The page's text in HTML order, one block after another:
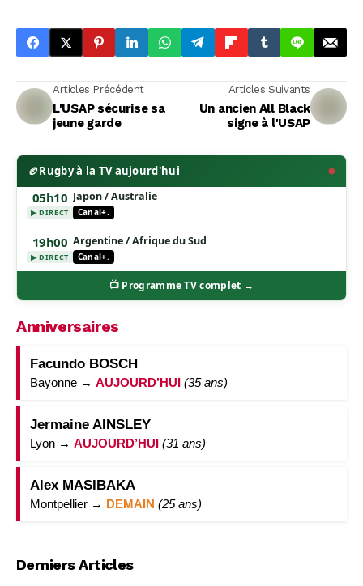
Articles Précédent
L'USAP sécurise sa
jeune garde
Articles Suivants
Un ancien All Black
signe à l'USAP
🏉Rugby à la TV aujourd'hui
05h10
▶ DIRECT
Japon / Australie
Canal+.
19h00
▶ DIRECT
Argentine / Afrique du Sud
Canal+.
📺 Programme TV complet →
Anniversaires
Facundo BOSCH
Bayonne → AUJOURD’HUI (35 ans)
Jermaine AINSLEY
Lyon → AUJOURD’HUI (31 ans)
Alex MASIBAKA
Montpellier → DEMAIN (25 ans)
Derniers Articles